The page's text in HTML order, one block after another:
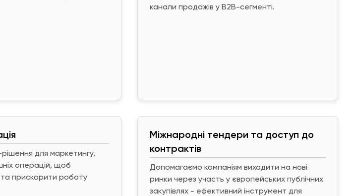
канали продажів у B2B-сегменті.
для маркетингу,
операцій, щоб
прискорити роботу
Міжнародні тендери та доступ до
контрактів
Допомагаємо компаніям виходити на нові
ринки через участь у європейських публічних
закупівлях - ефективний інструмент для